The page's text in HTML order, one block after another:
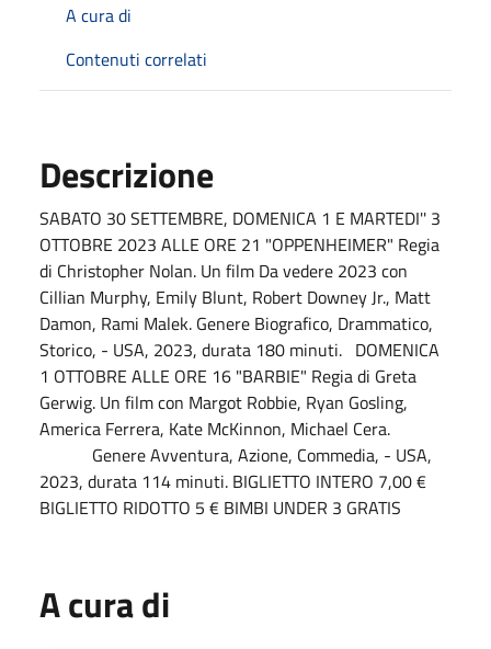
A cura di
Contenuti correlati
Descrizione
SABATO 30 SETTEMBRE, DOMENICA 1 E MARTEDI'' 3
OTTOBRE 2023 ALLE ORE 21 "OPPENHEIMER" Regia
di Christopher Nolan. Un film Da vedere 2023 con
Cillian Murphy, Emily Blunt, Robert Downey Jr., Matt
Damon, Rami Malek. Genere Biografico, Drammatico,
Storico, - USA, 2023, durata 180 minuti. DOMENICA
1 OTTOBRE ALLE ORE 16 "BARBIE" Regia di Greta
Gerwig. Un film con Margot Robbie, Ryan Gosling,
America Ferrera, Kate McKinnon, Michael Cera.
Genere Avventura, Azione, Commedia, - USA,
2023, durata 114 minuti. BIGLIETTO INTERO 7,00 €
BIGLIETTO RIDOTTO 5 € BIMBI UNDER 3 GRATIS
A cura di